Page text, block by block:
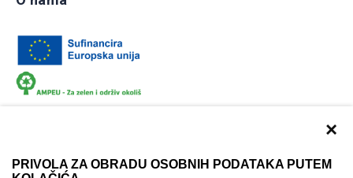
×
PRIVOLA ZA OBRADU OSOBNIH PODATAKA PUTEM